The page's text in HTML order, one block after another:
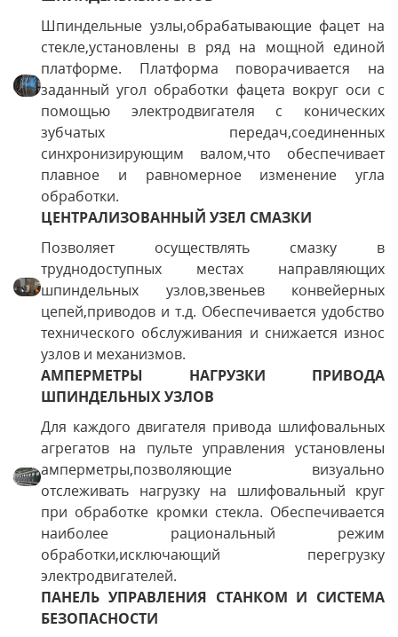
Шпиндельные узлы,обрабатывающие фацет на
стекле,установлены в ряд на мощной единой
платформе. Платформа поворачивается на
заданный угол обработки фацета вокруг оси с
помощью электродвигателя с конических
зубчатых передач,соединенных
синхронизирующим валом,что обеспечивает
плавное и равномерное изменение угла
обработки.
ЦЕНТРАЛИЗОВАННЫЙ УЗЕЛ СМАЗКИ
Позволяет осуществлять смазку в
труднодоступных местах направляющих
шпиндельных узлов,звеньев конвейерных
цепей,приводов и т.д. Обеспечивается удобство
технического обслуживания и снижается износ
узлов и механизмов.
АМПЕРМЕТРЫ НАГРУЗКИ ПРИВОДА
ШПИНДЕЛЬНЫХ УЗЛОВ
Для каждого двигателя привода шлифовальных
агрегатов на пульте управления установлены
амперметры,позволяющие визуально
отслеживать нагрузку на шлифовальный круг
при обработке кромки стекла. Обеспечивается
наиболее рациональный режим
обработки,исключающий перегрузку
электродвигателей.
ПАНЕЛЬ УПРАВЛЕНИЯ СТАНКОМ И СИСТЕМА
БЕЗОПАСНОСТИ